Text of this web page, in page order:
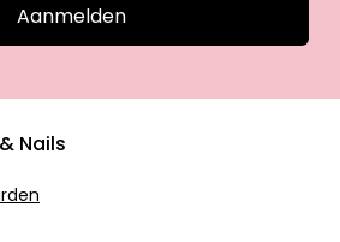
Aanmelden
Nails